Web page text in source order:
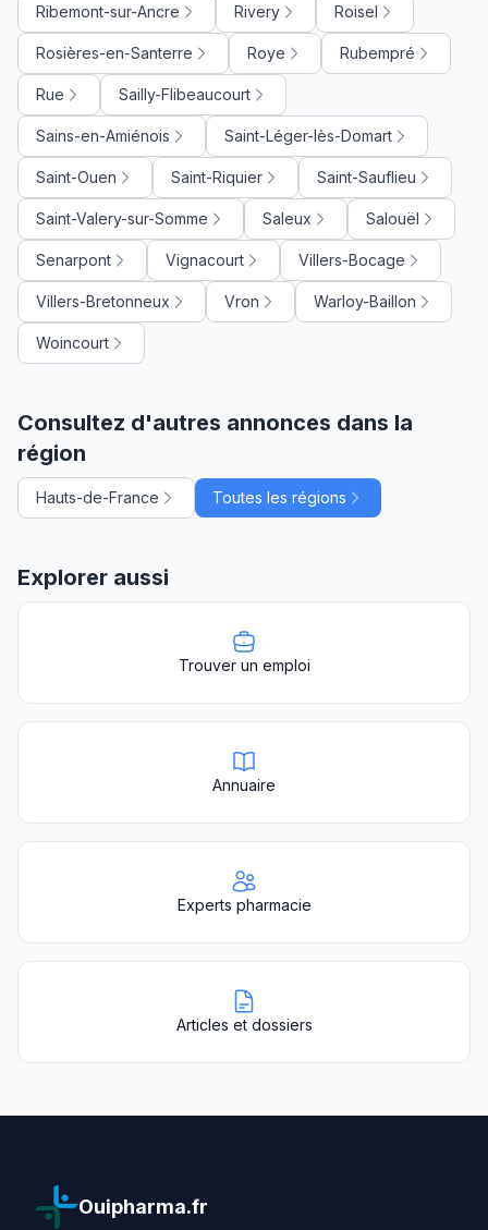
Ribemont-sur-Ancre Rivery Roisel
Rosières-en-Santerre Roye Rubempré
Rue Sailly-Flibeaucourt
Sains-en-Amiénois Saint-Léger-lès-Domart
Saint-Ouen Saint-Riquier Saint-Sauflieu
Saint-Valery-sur-Somme Saleux Salouël
Senarpont Vignacourt Villers-Bocage
Villers-Bretonneux Vron Warloy-Baillon
Woincourt
Consultez d'autres annonces dans la
région
Hauts-de-France Toutes les régions
Explorer aussi
Trouver un emploi
Annuaire
Experts pharmacie
Articles et dossiers
Ouipharma.fr